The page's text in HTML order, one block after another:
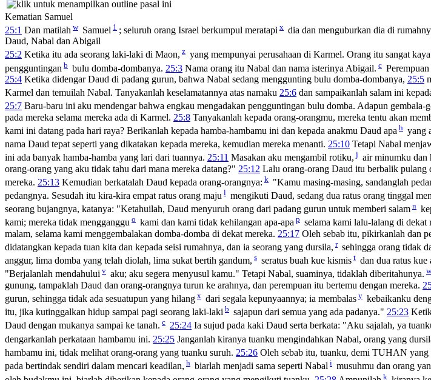
Kematian Samuel
25:1 Dan matilah w Samuel 1 ; seluruh orang Israel berkumpul meratapi x dia dan menguburkan dia di
Daud, Nabal dan Abigail
25:2 Ketika itu ada seorang laki-laki di Maon, z yang mempunyai perusahaan di Karmel. Orang itu sangat
pengguntingan b bulu domba-dombanya. 25:3 Nama orang itu Nabal dan nama isterinya Abigail. c
25:4 Ketika didengar Daud di padang gurun, bahwa Nabal sedang menggunting bulu domba-dombanya, 25:5
Karmel dan temuilah Nabal. Tanyakanlah keselamatannya atas namaku 25:6 dan sampaikanlah salam ini
25:7 Baru-baru ini aku mendengar bahwa engkau mengadakan pengguntingan bulu domba. Adapun
pada mereka selama mereka ada di Karmel. 25:8 Tanyakanlah kepada orang-orangmu, mereka tentu akan
kami ini datang pada hari raya? Berikanlah kepada hamba-hambamu ini dan kepada anakmu Daud apa h yang
nama Daud tepat seperti yang dikatakan kepada mereka, kemudian mereka menanti. 25:10 Tetapi Nabal
ini ada banyak hamba-hamba yang lari dari tuannya. 25:11 Masakan aku mengambil rotiku, j air minumku dan
orang-orang yang aku tidak tahu dari mana mereka datang?" 25:12 Lalu orang-orang Daud itu berbalik pulang
mereka. 25:13 Kemudian berkatalah Daud kepada orang-orangnya: k "Kamu masing-masing, sandanglah
pedangnya. Sesudah itu kira-kira empat ratus orang maju l mengikuti Daud, sedang dua ratus orang tinggal
seorang bujangnya, katanya: "Ketahuilah, Daud menyuruh orang dari padang gurun untuk memberi salam n
kami; mereka tidak mengganggu o kami dan kami tidak kehilangan apa-apa p selama kami lalu-lalang di dekat
malam, selama kami menggembalakan domba-domba di dekat mereka. 25:17 Oleh sebab itu, pikirkanlah dan
didatangkan kepada tuan kita dan kepada seisi rumahnya, dan ia seorang yang dursila, r sehingga orang tidak
anggur, lima domba yang telah diolah, lima sukat bertih gandum, s seratus buah kue kismis t dan dua ratus kue
"Berjalanlah mendahului v aku; aku segera menyusul kamu." Tetapi Nabal, suaminya, tidaklah diberitahunya. w
gunung, tampaklah Daud dan orang-orangnya turun ke arahnya, dan perempuan itu bertemu dengan mereka.
gurun, sehingga tidak ada sesuatupun yang hilang x dari segala kepunyaannya; ia membalas y kebaikanku
itu, jika kutinggalkan hidup sampai pagi seorang laki-laki b sajapun dari semua yang ada padanya." 25:23
Daud dengan mukanya sampai ke tanah. c 25:24 Ia sujud pada kaki Daud serta berkata: "Aku sajalah, ya
dengarkanlah perkataan hambamu ini. 25:25 Janganlah kiranya tuanku mengindahkan Nabal, orang yang
hambamu ini, tidak melihat orang-orang yang tuanku suruh. 25:26 Oleh sebab itu, tuanku, demi TUHAN
pada bertindak sendiri dalam mencari keadilan, h biarlah menjadi sama seperti Nabal i musuhmu dan orang
k